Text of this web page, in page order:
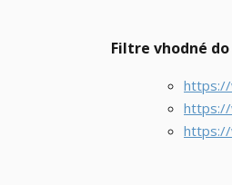
Filtre vhodné
https://
https://
https://